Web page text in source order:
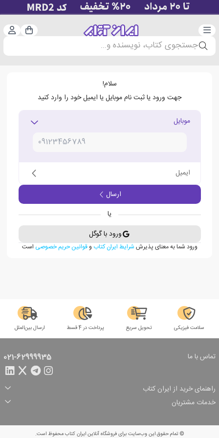
دسته‌بندی سبد
جستجوی کتاب، نویسنده و...
سلام!
جهت ورود یا ثبت نام موبایل یا ایمیل خود را وارد کنید
موبایل
ایمیل
ارسال
یا
ورود با گوگل
ورود شما به معنای پذیرش شرایط ایران کتاب وقوانین حریم خصوصی است
سلامت فیزیکی تحویل سریع پرداخت در 4 قسط ارسال بین‌الملل
تماس با ما 021-62999935
راهنمای خرید از ایران کتاب
ثبت سفارش
شرایط ارسال سفارش
شیوه پرداخت
تخفیف‌های خرید
خدمات مشتریان
© تمام حقوق این وب‌سایت برای فروشگاه آنلاین ایران کتاب محفوظ است.